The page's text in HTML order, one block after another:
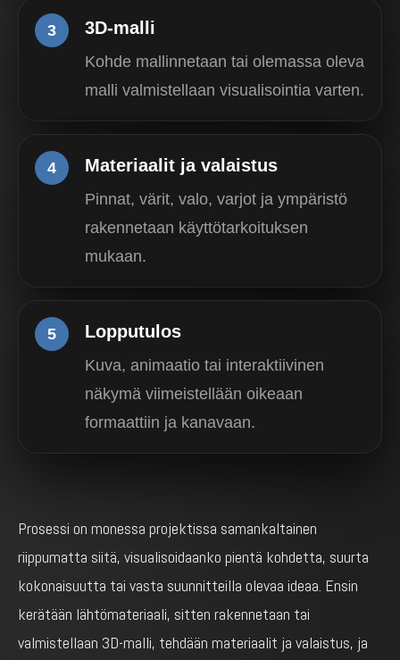
3 3D-malli
Kohde mallinnetaan tai olemassa oleva
malli valmistellaan visualisointia varten.
4 Materiaalit ja valaistus
Pinnat, värit, valo, varjot ja ympäristö
rakennetaan käyttötarkoituksen
mukaan.
5 Lopputulos
Kuva, animaatio tai interaktiivinen
näkymä viimeistellään oikeaan
formaattiin ja kanavaan.
Prosessi on monessa projektissa samankaltainen
riippumatta siitä, visualisoidaanko pientä kohdetta, suurta
kokonaisuutta tai vasta suunnitteilla olevaa ideaa. Ensin
kerätään lähtömateriaali, sitten rakennetaan tai
valmistellaan 3D-malli, tehdään materiaalit ja valaistus, ja